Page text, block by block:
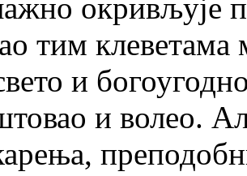
окривљује
тим клеветама
и
и волео.